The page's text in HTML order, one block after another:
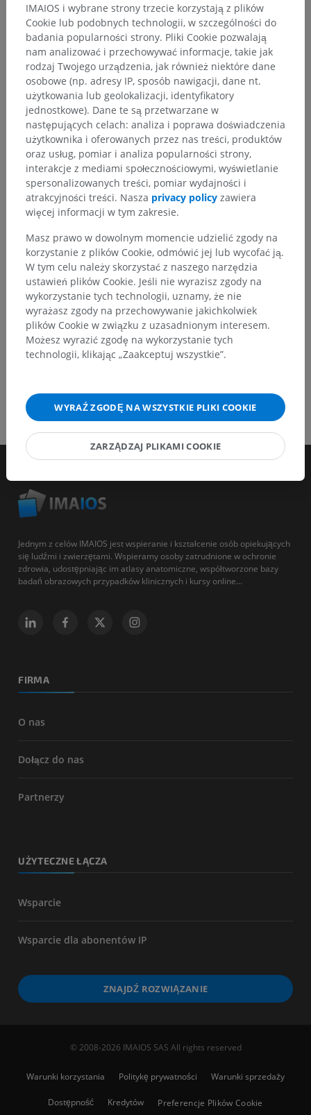
Neuroanatomia człowieka
Tłumaczenia
Zauważyłeś błąd?
Zachęcamy do przesyłania sugestii poprawek,
tłumaczeń lub innych treści, które przełożą się na
lepszą jakość materiałów.
Zgłoś problem
POBIERZ APLIKACJĘ
Jednym z celów IMAIOS jest wspieranie i kształcenie osób opiekujących
się ludźmi i zwierzętami. Wspieramy osoby zatrudnione w ochronie
zdrowia, udostępniając im atlasy anatomiczne, współtworzone bazy
badań obrazowych przypadków klinicznych i kursy online...
FIRMA
O nas
Dołącz do nas
Partnerzy
UŻYTECZNE ŁĄCZA
Wsparcie
Wsparcie dla abonentów IP
ZNAJDŹ ROZWIĄZANIE
© 2008-2026 IMAIOS SAS All rights reserved
Warunki korzystania Politykę prywatności Warunki sprzedaży
Dostępność Kredytów Preferencje Plików Cookie
IMAIOS i wybrane strony trzecie korzystają z plików
Cookie lub podobnych technologii, w szczególności do
badania popularności strony. Pliki Cookie pozwalają
nam analizować i przechowywać informacje, takie jak
rodzaj Twojego urządzenia, jak również niektóre dane
osobowe (np. adresy IP, sposób nawigacji, dane nt.
użytkowania lub geolokalizacji, identyfikatory
jednostkowe). Dane te są przetwarzane w
następujących celach: analiza i poprawa doświadczenia
użytkownika i oferowanych przez nas treści, produktów
oraz usług, pomiar i analiza popularności strony,
interakcje z mediami społecznościowymi, wyświetlanie
spersonalizowanych treści, pomiar wydajności i
atrakcyjności treści. Nasza privacy policy zawiera
więcej informacji w tym zakresie.
Masz prawo w dowolnym momencie udzielić zgody na
korzystanie z plików Cookie, odmówić jej lub wycofać ją.
W tym celu należy skorzystać z naszego narzędzia
ustawień plików Cookie. Jeśli nie wyrazisz zgody na
wykorzystanie tych technologii, uznamy, że nie
wyrażasz zgody na przechowywanie jakichkolwiek
plików Cookie w związku z uzasadnionym interesem.
Możesz wyrazić zgodę na wykorzystanie tych
technologii, klikając „Zaakceptuj wszystkie”.
WYRAŹ ZGODĘ NA WSZYSTKIE PLIKI COOKIE
ZARZĄDZAJ PLIKAMI COOKIE